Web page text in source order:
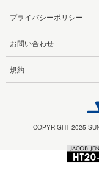
プライバシーポリシー
お問い合わせ
規約
COPYRIGHT 2025